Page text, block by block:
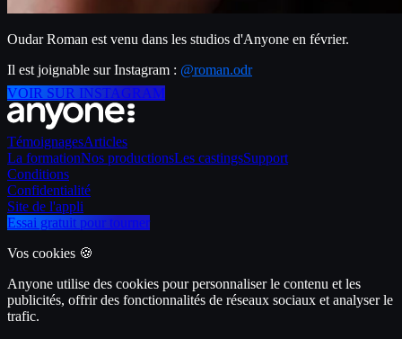
Oudar Roman est venu dans les studios d'Anyone en février.
Il est joignable sur Instagram : @roman.odr
VOIR SUR INSTAGRAM
TémoignagesArticles
La formationNos productionsLes castingsSupport
Conditions
Confidentialité
Site de l'appli
Essai gratuit pour tourner
Vos cookies 🍪
Anyone utilise des cookies pour personnaliser le contenu et les
publicités, offrir des fonctionnalités de réseaux sociaux et analyser le
trafic.